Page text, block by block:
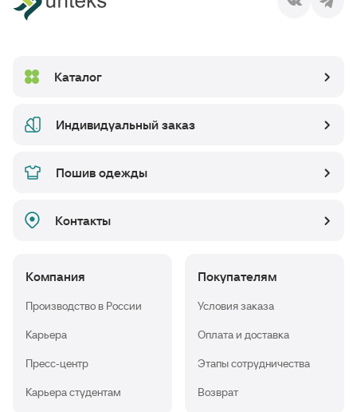
Каталог
Индивидуальный заказ
Пошив одежды
Контакты
Компания
Производство в России
Карьера
Пресс-центр
Карьера студентам
Покупателям
Условия заказа
Оплата и доставка
Этапы сотрудничества
Возврат